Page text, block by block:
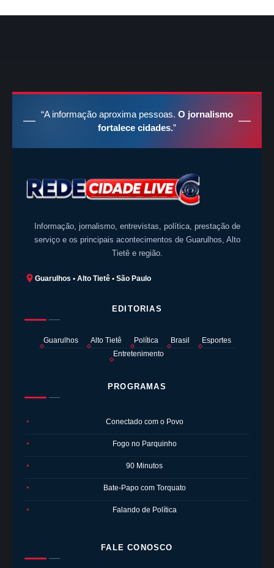
“A informação aproxima pessoas. O jornalismo
fortalece cidades.”
Informação, jornalismo, entrevistas, política, prestação de
serviço e os principais acontecimentos de Guarulhos, Alto
Tietê e região.
Guarulhos • Alto Tietê • São Paulo
EDITORIAS
Guarulhos Alto Tietê Política Brasil
Esportes
Entretenimento
PROGRAMAS
● Conectado com o Povo
● Fogo no Parquinho
● 90 Minutos
● Bate-Papo com Torquato
● Falando de Política
FALE CONOSCO